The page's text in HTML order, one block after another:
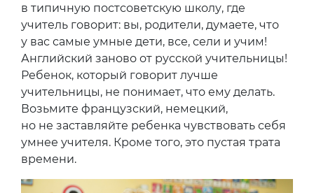
в типичную постсоветскую школу, где
учитель говорит: вы, родители, думаете, что
у вас самые умные дети, все, сели и учим!
Английский заново от русской учительницы!
Ребенок, который говорит лучше
учительницы, не понимает, что ему делать.
Возьмите французский, немецкий,
но не заставляйте ребенка чувствовать себя
умнее учителя. Кроме того, это пустая трата
времени.